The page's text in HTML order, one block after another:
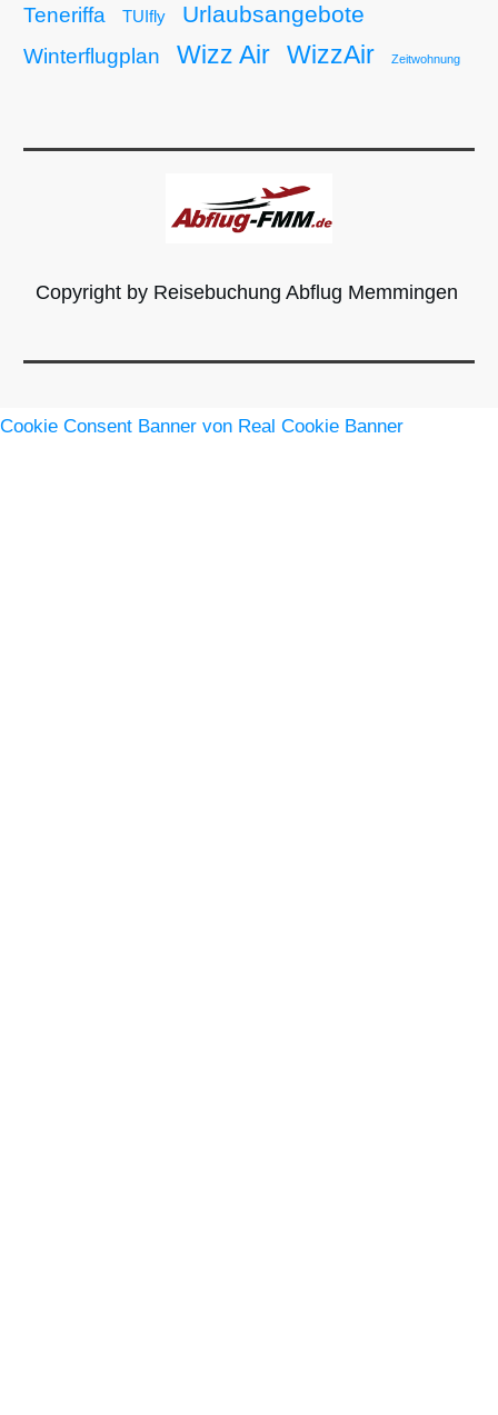
Teneriffa TUIfly Urlaubsangebote
Winterflugplan Wizz Air WizzAir Zeitwohnung
Copyright by Reisebuchung Abflug Memmingen
Cookie Consent Banner von Real Cookie Banner